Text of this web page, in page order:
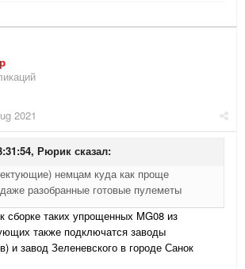
2021
Рюрик сказал:
немцам куда как проще
разобранные готовые пулеметы
сборке таких упрощенных MG08 из
также подключатся заводы
и завод Зеленевского в городе Санок